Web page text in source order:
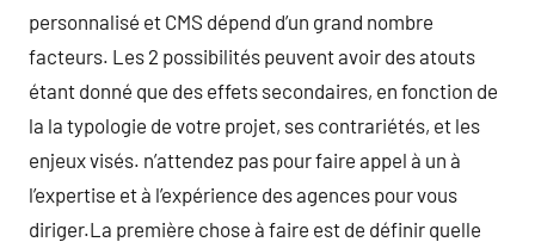
personnalisé et CMS dépend d’un grand nombre
facteurs. Les 2 possibilités peuvent avoir des atouts
étant donné que des effets secondaires, en fonction de
la la typologie de votre projet, ses contrariétés, et les
enjeux visés. n’attendez pas pour faire appel à un à
l’expertise et à l’expérience des agences pour vous
diriger.La première chose à faire est de définir quelle